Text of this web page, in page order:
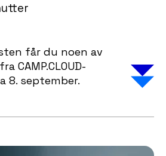
får du noen av
CAMP.CLOUD-
8. september.